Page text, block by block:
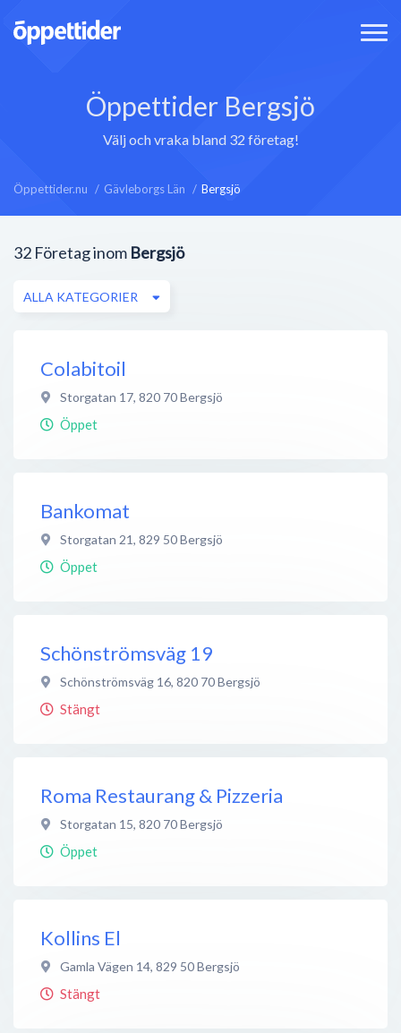
Öppettider Bergsjö
Välj och vraka bland 32 företag!
Öppettider.nu Gävleborgs Län Bergsjö
32 Företag inom Bergsjö
ALLA KATEGORIER
Colabitoil
Storgatan 17, 820 70Bergsjö
Öppet
Bankomat
Storgatan 21, 829 50Bergsjö
Öppet
Schönströmsväg 19
Schönströmsväg 16, 820 70Bergsjö
Stängt
Roma Restaurang & Pizzeria
Storgatan 15, 820 70Bergsjö
Öppet
Kollins El
Gamla Vägen 14, 829 50Bergsjö
Stängt